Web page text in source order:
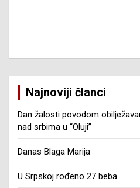
Najnoviji članci
Dan žalosti povodom
nad srbima u “Oluji”
Danas Blaga Marija
U Srpskoj rođeno 27 beba